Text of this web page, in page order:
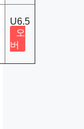
U6.5
오
버